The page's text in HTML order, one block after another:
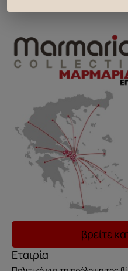
βρείτε
Εταιρία